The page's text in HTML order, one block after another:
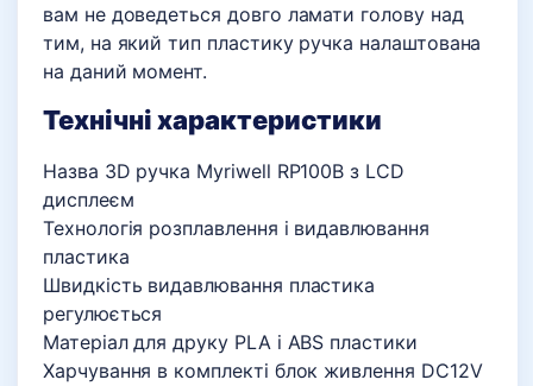
вам не доведеться довго ламати голову над
тим, на який тип пластику ручка налаштована
на даний момент.
Технічні характеристики
Назва 3D ручка Myriwell RP100B з LCD
дисплеєм
Технологія розплавлення і видавлювання
пластика
Швидкість видавлювання пластика
регулюється
Матеріал для друку PLA і ABS пластики
Харчування в комплекті блок живлення DC12V